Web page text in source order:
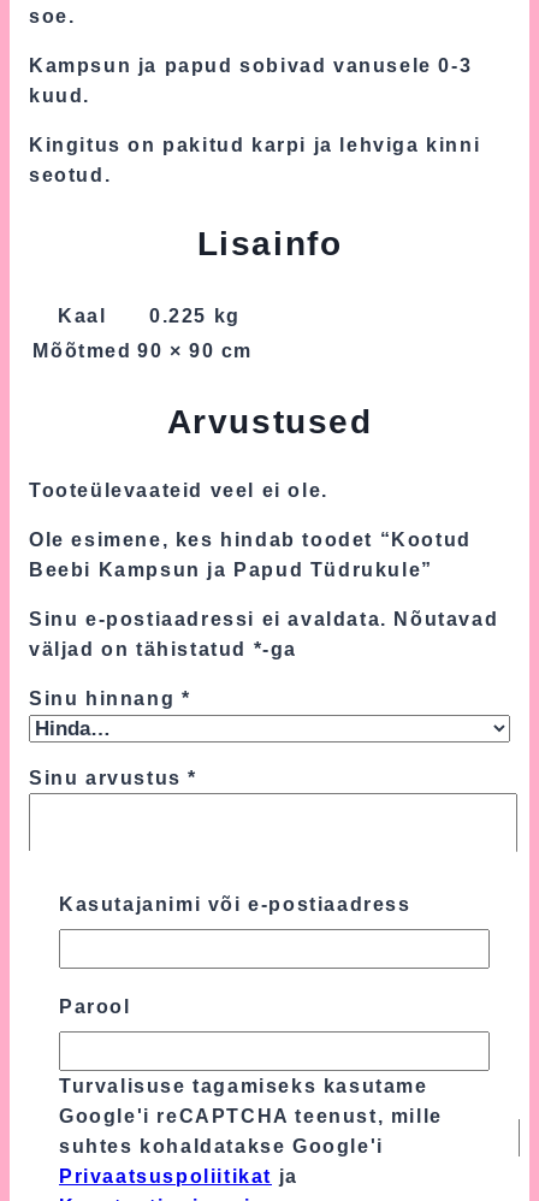
soe.
Kampsun ja papud sobivad vanusele 0-3
kuud.
Kingitus on pakitud karpi ja lehviga kinni
seotud.
Lisainfo
Kaal
0.225 kg
Mõõtmed 90 × 90 cm
Arvustused
Tooteülevaateid veel ei ole.
Ole esimene, kes hindab toodet “Kootud
Beebi Kampsun ja Papud Tüdrukule”
Sinu e-postiaadressi ei avaldata. Nõutavad
väljad on tähistatud *-ga
Sinu hinnang *
Sinu arvustus*
E-post*
Kasutajanimi või e-postiaadress
Parool
Turvalisuse tagamiseks kasutame
Google'i reCAPTCHA teenust, mille
suhtes kohaldatakse Google'i
Privaatsuspoliitikat ja